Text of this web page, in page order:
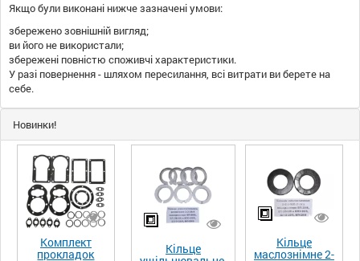
Якщо були виконані нижче зазначені умови:
збережено зовнішній вигляд;
ви його не використали;
збережені повністю споживчі характеристики.
У разі повернення - шляхом пересилання, всі витрати ви берете на
себе.
Новинки!
Комплект
прокладок Кільце Кільце
маслознімне 2-